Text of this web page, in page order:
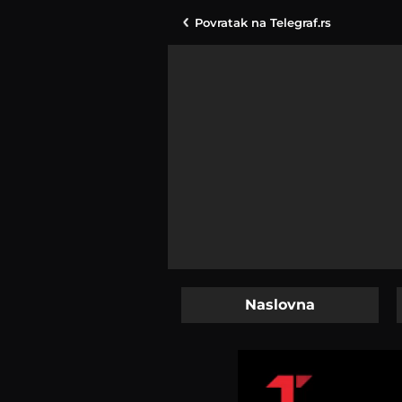
Povratak na Telegraf.rs
Naslovna